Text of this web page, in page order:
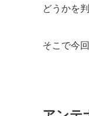
どうかを
そこで今